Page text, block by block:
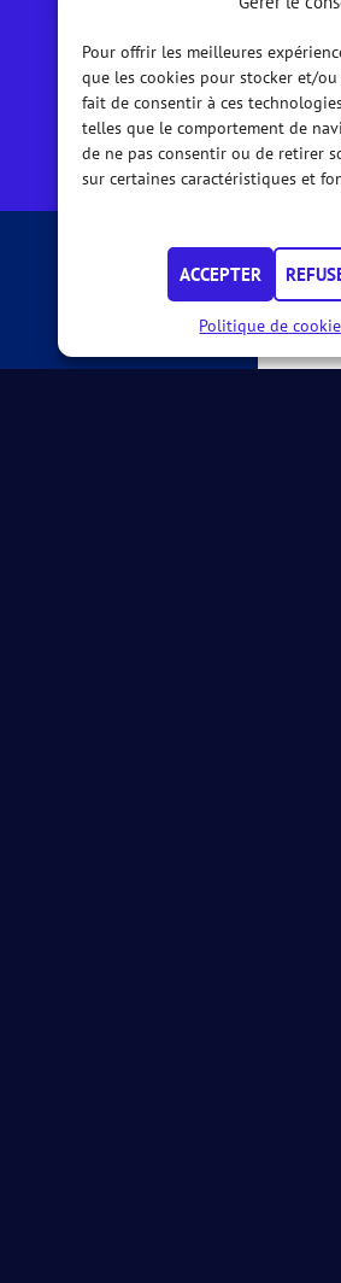
Pour offrir les meilleures
que les cookies pour stocker et/
fait de consentir à ces
telles que le comportement de
de ne pas consentir ou de retirer
sur certaines caractéristiques et
ACCEPTER
Politique de